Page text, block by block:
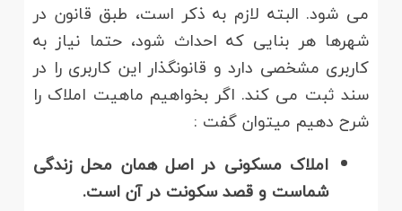
می شود. البته لازم به ذکر است، طبق قانون در
شهرها هر بنایی که احداث شود، حتما نیاز به
کاربری مشخصی دارد و قانونگذار این کاربری را در
سند ثبت می کند. اگر بخواهیم ماهیت املاک را
شرح دهیم میتوان گفت :
املاک مسکونی در اصل همان محل زندگی
شماست و قصد سکونت در آن است.